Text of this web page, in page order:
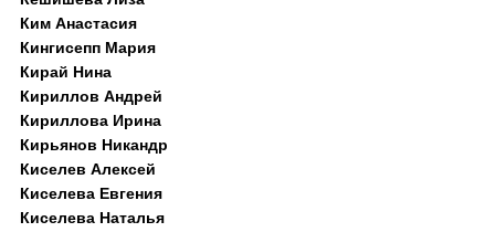
Ким Анастасия
Кингисепп Мария
Кирай Нина
Кириллов Андрей
Кириллова Ирина
Кирьянов Никандр
Киселев Алексей
Киселева Евгения
Киселева Наталья